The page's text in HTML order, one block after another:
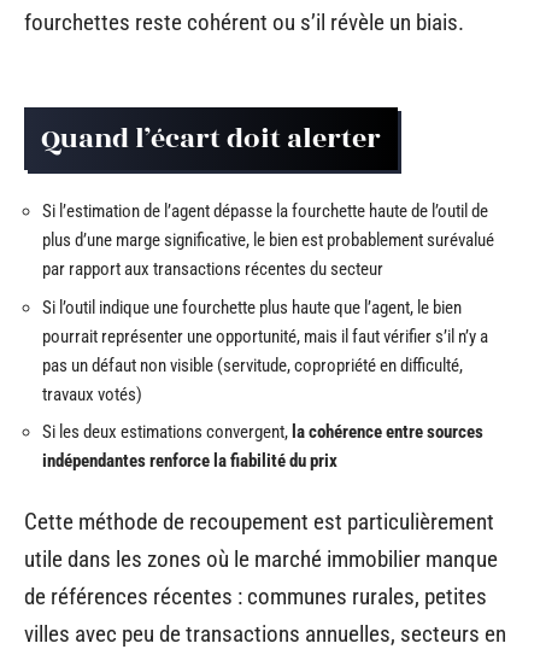
fourchettes reste cohérent ou s’il révèle un biais.
Quand l’écart doit alerter
Si l’estimation de l’agent dépasse la fourchette haute de l’outil de
plus d’une marge significative, le bien est probablement surévalué
par rapport aux transactions récentes du secteur
Si l’outil indique une fourchette plus haute que l’agent, le bien
pourrait représenter une opportunité, mais il faut vérifier s’il n’y a
pas un défaut non visible (servitude, copropriété en difficulté,
travaux votés)
Si les deux estimations convergent, la cohérence entre sources
indépendantes renforce la fiabilité du prix
Cette méthode de recoupement est particulièrement
utile dans les zones où le marché immobilier manque
de références récentes : communes rurales, petites
villes avec peu de transactions annuelles, secteurs en